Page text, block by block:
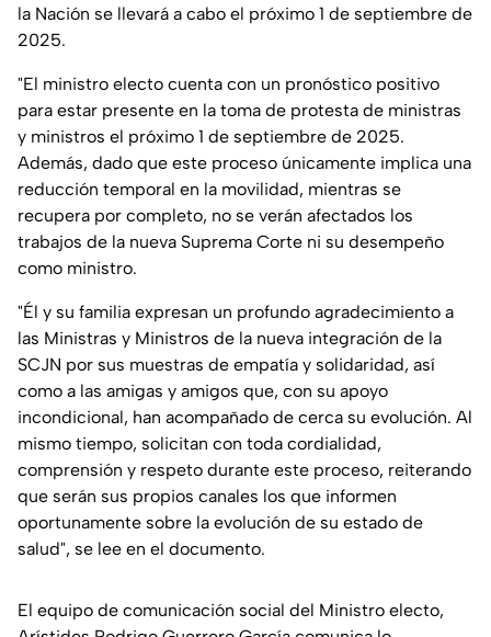
la Nación se llevará a cabo el próximo 1 de septiembre de
2025.
"El ministro electo cuenta con un pronóstico positivo
para estar presente en la toma de protesta de ministras
y ministros el próximo 1 de septiembre de 2025.
Además, dado que este proceso únicamente implica una
reducción temporal en la movilidad, mientras se
recupera por completo, no se verán afectados los
trabajos de la nueva Suprema Corte ni su desempeño
como ministro.
"Él y su familia expresan un profundo agradecimiento a
las Ministras y Ministros de la nueva integración de la
SCJN por sus muestras de empatía y solidaridad, así
como a las amigas y amigos que, con su apoyo
incondicional, han acompañado de cerca su evolución. Al
mismo tiempo, solicitan con toda cordialidad,
comprensión y respeto durante este proceso, reiterando
que serán sus propios canales los que informen
oportunamente sobre la evolución de su estado de
salud", se lee en el documento.
El equipo de comunicación social del Ministro electo,